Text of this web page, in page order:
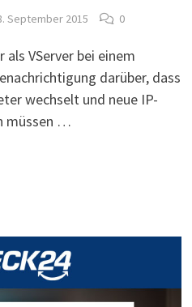
September 2015 0
als VServer bei einem
darüber, dass
wechselt und neue IP-
müssen …